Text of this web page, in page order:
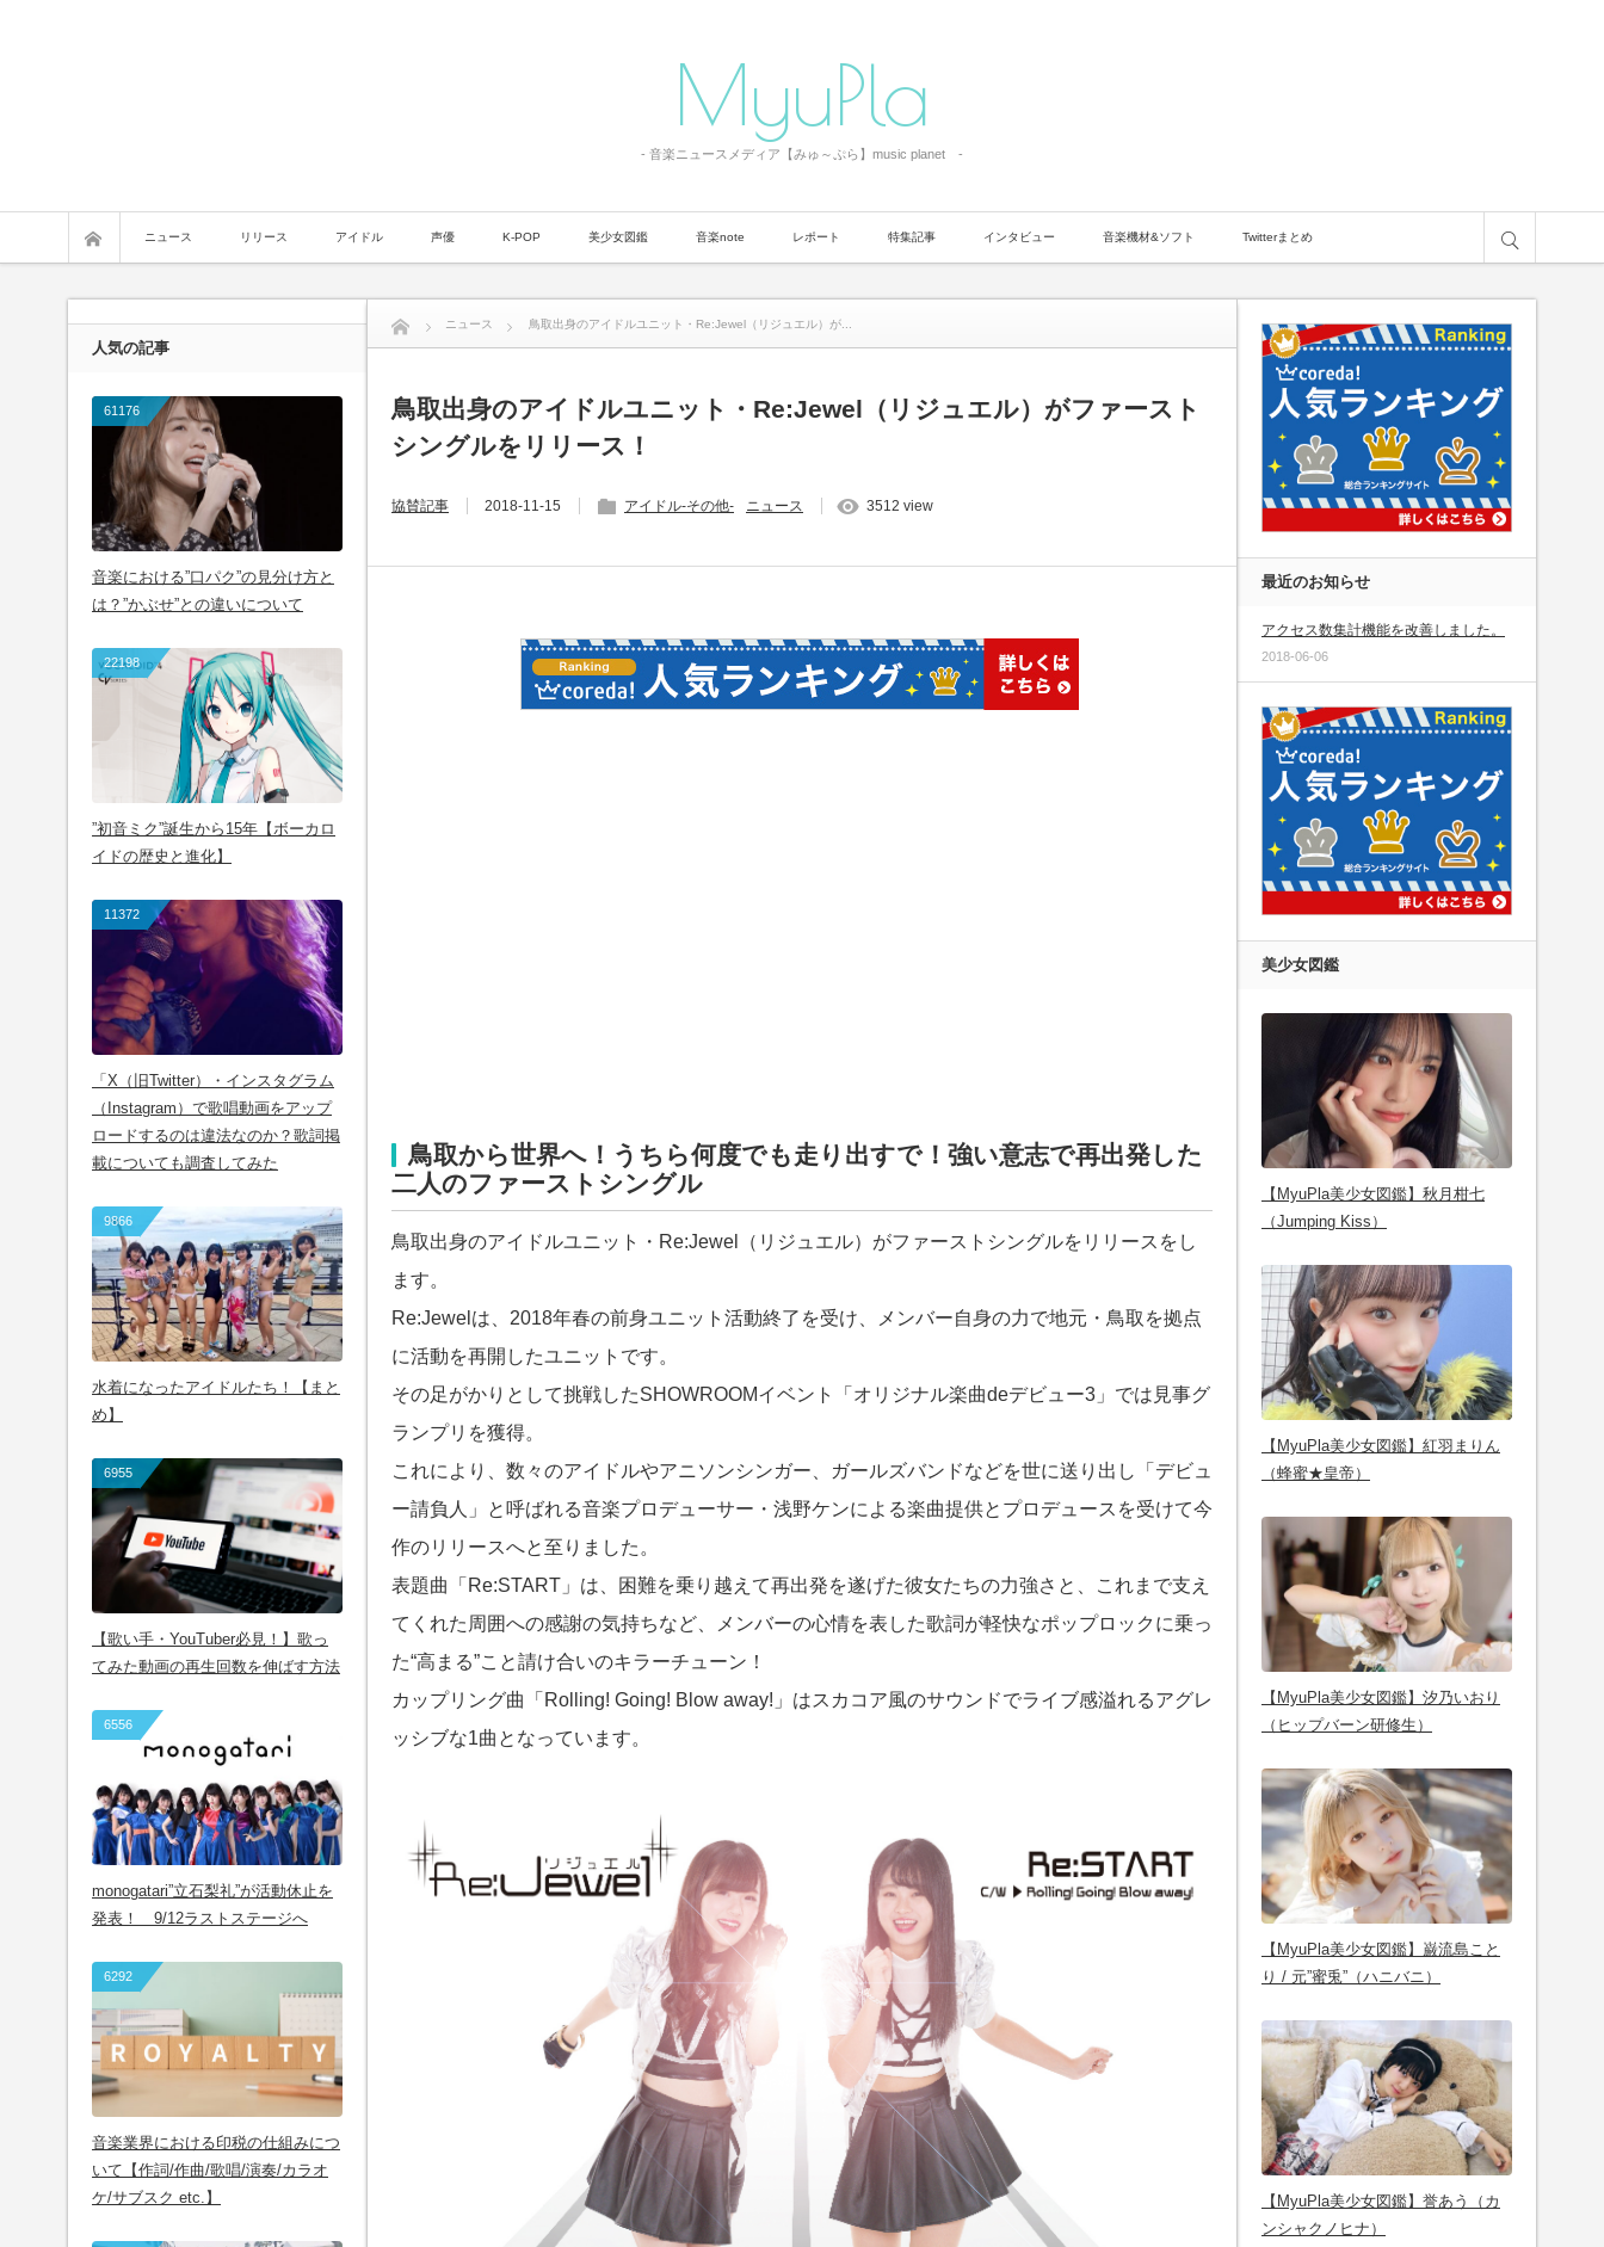
MyuPla
- 音楽ニュースメディア【みゅ～ぷら】music planet -
ニュース リリース アイドル 声優 K-POP 美少女図鑑 音楽note レポート 特集記事 インタビュー 音楽機材&ソフト Twitterまとめ
ニュース 鳥取出身のアイドルユニット・Re:Jewel（リジュエル）が...
鳥取出身のアイドルユニット・Re:Jewel（リジュエル）がファースト
シングルをリリース！
協賛記事 2018-11-15 アイドル-その他- ニュース 3512 view
鳥取から世界へ！うちら何度でも走り出すで！強い意志で再出発した
二人のファーストシングル
鳥取出身のアイドルユニット・Re:Jewel（リジュエル）がファーストシングルをリリースをし
ます。
Re:Jewelは、2018年春の前身ユニット活動終了を受け、メンバー自身の力で地元・鳥取を拠点
に活動を再開したユニットです。
その足がかりとして挑戦したSHOWROOMイベント「オリジナル楽曲deデビュー3」では見事グ
ランプリを獲得。
これにより、数々のアイドルやアニソンシンガー、ガールズバンドなどを世に送り出し「デビュ
ー請負人」と呼ばれる音楽プロデューサー・浅野ケンによる楽曲提供とプロデュースを受けて今
作のリリースへと至りました。
表題曲「Re:START」は、困難を乗り越えて再出発を遂げた彼女たちの力強さと、これまで支え
てくれた周囲への感謝の気持ちなど、メンバーの心情を表した歌詞が軽快なポップロックに乗っ
た“高まる”こと請け合いのキラーチューン！
カップリング曲「Rolling! Going! Blow away!」はスカコア風のサウンドでライブ感溢れるアグレ
ッシブな1曲となっています。
人気の記事
61176
音楽における”口パク”の見分け方と
は？”かぶせ”との違いについて
22198
”初音ミク”誕生から15年【ボーカロ
イドの歴史と進化】
11372
「X（旧Twitter）・インスタグラム
（Instagram）で歌唱動画をアップ
ロードするのは違法なのか？歌詞掲
載についても調査してみた
9866
水着になったアイドルたち！【まと
め】
6955
【歌い手・YouTuber必見！】歌っ
てみた動画の再生回数を伸ばす方法
6556
monogatari”立石梨礼”が活動休止を
発表！ 9/12ラストステージへ
6292
音楽業界における印税の仕組みにつ
いて【作詞/作曲/歌唱/演奏/カラオ
ケ/サブスク etc.】
最近のお知らせ
アクセス数集計機能を改善しました。
2018-06-06
美少女図鑑
【MyuPla美少女図鑑】秋月柑七
（Jumping Kiss）
【MyuPla美少女図鑑】紅羽まりん
（蜂蜜★皇帝）
【MyuPla美少女図鑑】汐乃いおり
（ヒップバーン研修生）
【MyuPla美少女図鑑】巌流島こと
り / 元”蜜兎”（ハニバニ）
【MyuPla美少女図鑑】誉あう（カ
ンシャクノヒナ）